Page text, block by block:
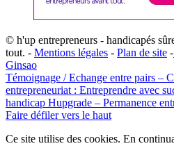
© h'up entrepreneurs - handicapés
tout. - Mentions légales - Plan de site -
G​insao
Témoignage / Echange entre pairs –
entrepreneuriat : Entreprendre avec
handicap Hupgrade – Permanence
Faire défiler vers le haut
Ce site utilise des cookies. En